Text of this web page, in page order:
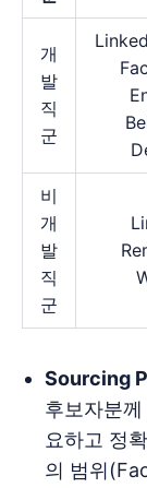
개
발
직
군
비
개
발
직
군
Sourcing
후보자분
요하고 정
의 범위